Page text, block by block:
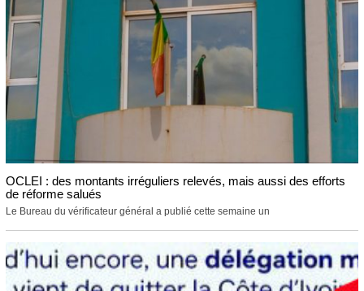
OCLEI : des montants irréguliers relevés, mais aussi des efforts
de réforme salués
Le Bureau du vérificateur général a publié cette semaine un